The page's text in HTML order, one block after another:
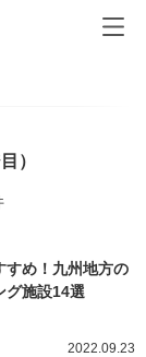
）
すめ！九州地方の
グ施設14選
2022.09.23